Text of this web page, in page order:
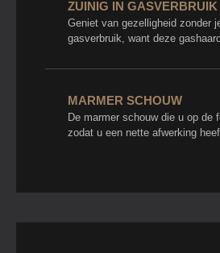
ZUINIG IN GASVERBRUIK
Geniet van gezelligheid zonder
gasverbruik, want deze
MARMER SCHOUW
De marmer schouw die u op de
zodat u een nette afwerking